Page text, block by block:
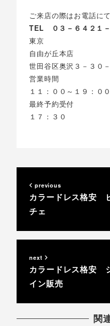
ご来店の際はお電話に
TEL ０３－６４２１－
東京
自由が丘本店
世田谷区奥沢３－３０
営業時間
１１：００～１９：００
最終予約受付
１７：３０
previous
カラードレス格安
チェ
next
カラードレス格安
イン販売
関